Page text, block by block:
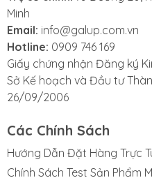
Lợi ích khi sử
Bảo vệ toàn diện
Tăng cường sự
mỏi khi làm việc lâu
toàn của doanh
Thông số kỹ thuật
Minh
Email: info@galup.com.vn
Hotline: 0909 746 169
Giấy chứng nhận Đăng ký
Sở Kế hoạch và Đầu tư
26/09/2006
Các Chính Sách
Hướng Dẫn Đặt Hàng Trực
Chính Sách Test Sản Phẩm